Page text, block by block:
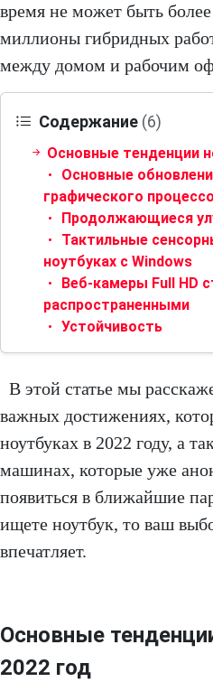
время не может быть
миллионы гибридных
между домом и рабочим
Содержание (6)
Основные тенденции
Основные
графического
Продолжающиеся
Тактильные
ноутбуках с Windows
Веб-камеры Full HD
распространенными
Устойчивость
В этой статье мы
важных достижениях,
ноутбуках в 2022 году, а
машинах, которые уже
появиться в ближайшие
ищете ноутбук, то ваш
впечатляет.
Основные
2022 год